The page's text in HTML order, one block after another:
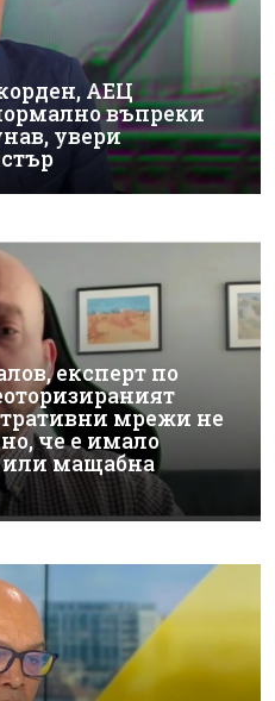
АЕЦ
въпреки
увери
експерт по
мрежи не
че е имало
или мащабна